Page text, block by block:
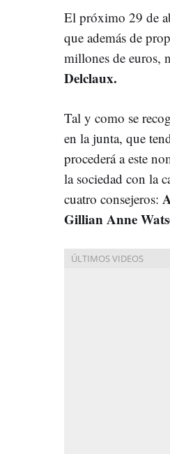
El próximo 29 de
que además de
millones de euros,
Delclaux.
Tal y como se
en la junta, que
procederá a este
la sociedad con la
cuatro consejeros:
Gillian Anne